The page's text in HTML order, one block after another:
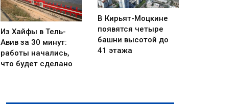
Из Хайфы в Тель-
Авив за 30 минут:
работы начались,
что будет сделано
В Кирьят-Моцкине
появятся четыре
башни высотой до
41 этажа